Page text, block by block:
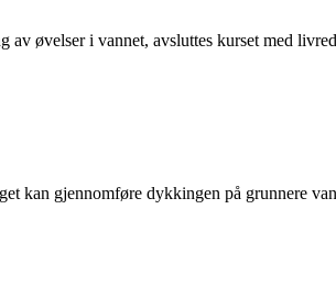
øvelser i vannet, avsluttes kurset med
kan gjennomføre dykkingen på grunnere